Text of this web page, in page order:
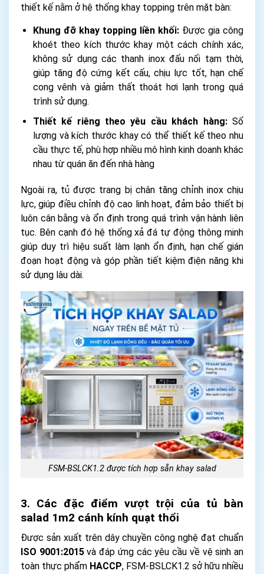
thiết kế nằm ở hệ thống khay topping trên mặt bàn:
Khung đỡ khay topping liền khối:Được gia công
khoét theo kích thước khay một cách chính xác,
không sử dụng các thanh inox đấu nối tạm thời,
giúp tăng độ cứng kết cấu, chịu lực tốt, hạn chế
cong vênh và giảm thất thoát hơi lạnh trong quá
trình sử dụng.
Thiết kế riêng theo yêu cầu khách hàng:Số
lượng và kích thước khay có thể thiết kế theo nhu
cầu thực tế, phù hợp nhiều mô hình kinh doanh khác
nhau từ quán ăn đến nhà hàng
Ngoài ra, tủ được trang bị chân tăng chỉnh inox chịu
lực, giúp điều chỉnh độ cao linh hoạt, đảm bảo thiết bị
luôn cân bằng và ổn định trong quá trình vận hành liên
tục. Bên cạnh đó hệ thống xả đá tự động thông minh
giúp duy trì hiệu suất làm lạnh ổn định, hạn chế gián
đoạn hoạt động và góp phần tiết kiệm điện năng khi
sử dụng lâu dài.
FSM-BSLCK1.2 được tích hợp sẵn khay salad
3. Các đặc điểm vượt trội của tủ bàn
salad 1m2 cánh kính quạt thổi
Được sản xuất trên dây chuyền công nghệ đạt chuẩn
ISO 9001:2015và đáp ứng các yêu cầu về vệ sinh an
toàn thực phẩm HACCP, FSM-BSLCK1.2 sở hữu nhiều